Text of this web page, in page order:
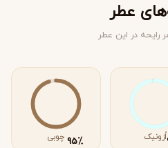
عطر
رایحه در این عطر
اُزونیک ٪95 چوبی